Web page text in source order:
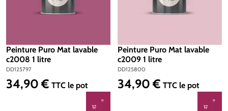
Peinture Puro Mat lavable
c2008 1 litre
DD125797
Prix régulier :
34,90 € TTC le pot
Peinture Puro Mat lavable
c2009 1 litre
DD125800
Prix régulier :
34,90 € TTC le pot